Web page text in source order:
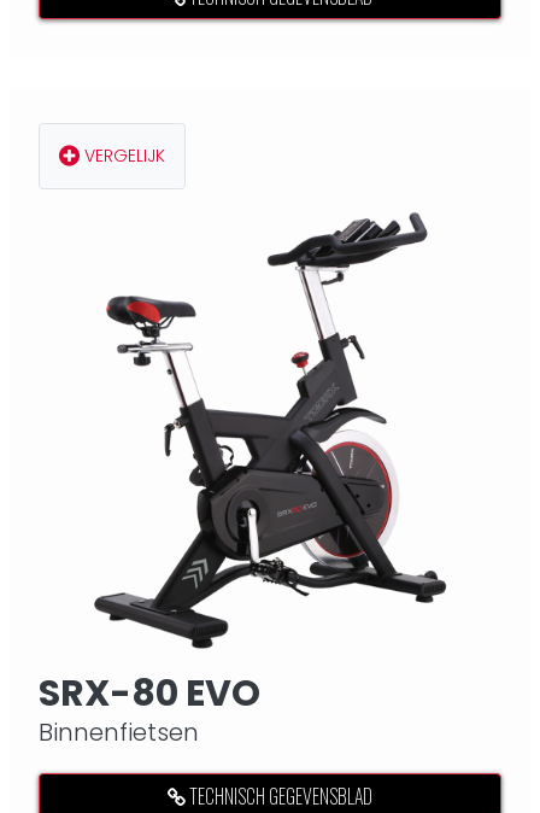
VERGELIJK
SRX-80 EVO
Binnenfietsen
TECHNISCH GEGEVENSBLAD